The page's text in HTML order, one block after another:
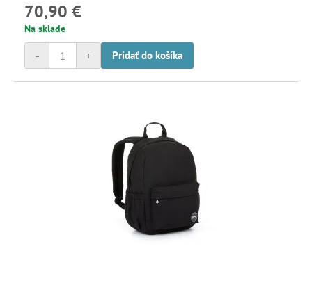
70,90 €
Na sklade
+
- Pridať do košíka